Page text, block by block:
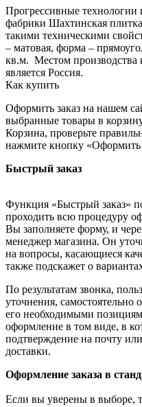
Прогрессивные
фабрики Шахтинская
такими техническими
– матовая, форма –
кв.м. Местом
является Россия.
Как купить
Оформить заказ на нашем
выбранные товары в
Корзина, проверьте
нажмите кнопку «Оформить
Быстрый заказ
Функция «Быстрый заказ»
проходить всю процедуру
Вы заполняете форму, и
менеджер магазина. Он
на вопросы, касающиеся
также подскажет о
По результатам звонка,
уточнения, самостоятельно
его необходимыми
оформление в том виде, в
подтверждение на почту
доставки.
Оформление заказа в
Если вы уверены в выборе,